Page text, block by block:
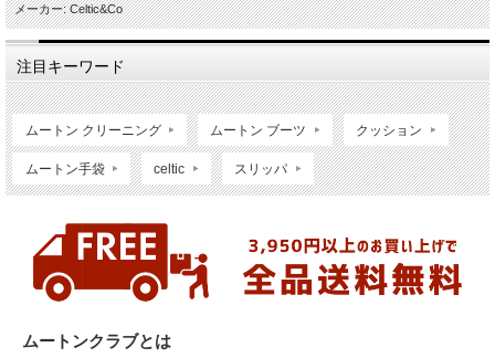
メーカー: Celtic&Co
注目キーワード
ムートン クリーニング ムートン ブーツ クッション
ムートン手袋 celtic スリッパ
ムートンクラブとは